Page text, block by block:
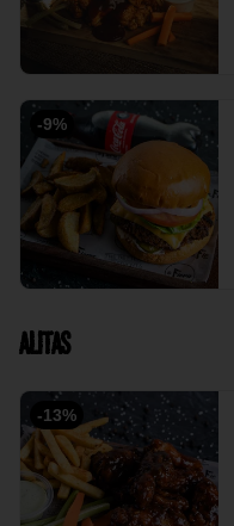
-9%
Alitas
-13%